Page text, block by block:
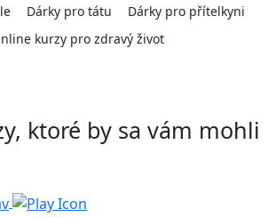
Dárky pro tátu
Dárky pro přítelkyni
kurzy pro zdravý život
ktoré by sa vám mohli